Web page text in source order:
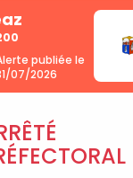
publiée le
07/2026